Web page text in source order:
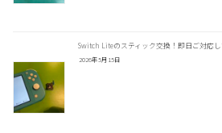
Switch Liteのスティック交換！即日ご対応
2026年5月15日